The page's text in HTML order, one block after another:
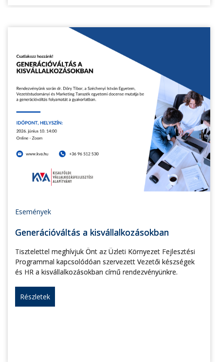
Események
Generációváltás a kisvállalkozásokban
Tisztelettel meghívjuk Önt az Üzleti Környezet Fejlesztési
Programmal kapcsolódóan szervezett Vezetői készségek
és HR a kisvállalkozásokban című rendezvényünkre.
Részletek